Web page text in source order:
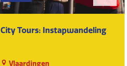
City Tours: Instapwandeling
Vlaardingen